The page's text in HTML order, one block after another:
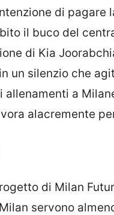
di
il buco del
di Kia
un silenzio che
a
alacremente
di Milan
servono